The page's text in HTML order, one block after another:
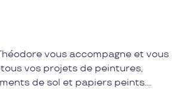
vous accompagne et vous
vos projets de peintures,
de sol et papiers peints.